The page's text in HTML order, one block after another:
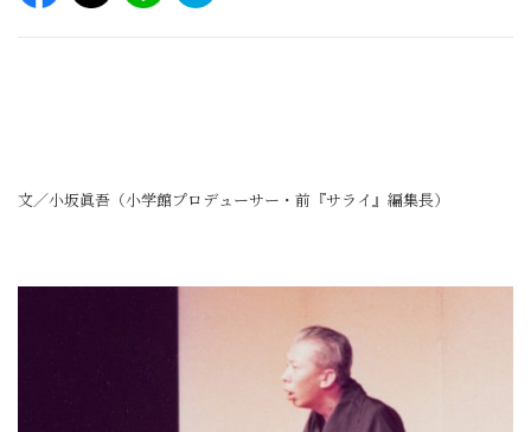
文／小坂眞吾（小学館プロデューサー・前『サライ』編集長）